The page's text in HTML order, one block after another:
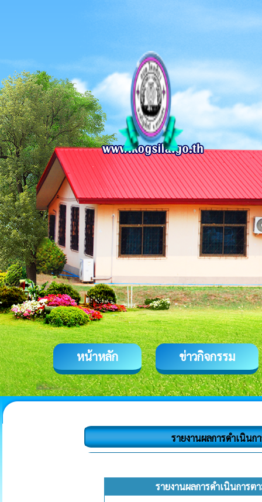
หน้าหลัก ข่าวกิจกรรม
รายงานผลการดำเนิน
รายงานผลการดำเนินการ